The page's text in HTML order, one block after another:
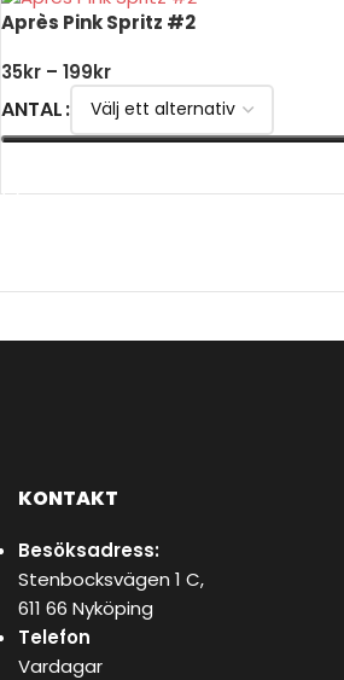
Après Pink Spritz #2
35kr – 199kr
ANTAL
KONTAKT
Besöksadress:
Stenbocksvägen 1 C,
611 66 Nyköping
Telefon
Vardagar